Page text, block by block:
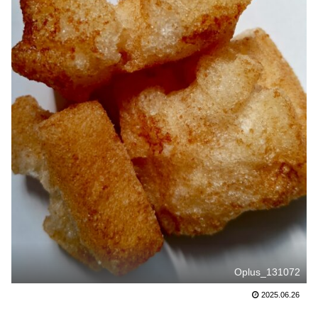
Oplus_131072
2025.06.26